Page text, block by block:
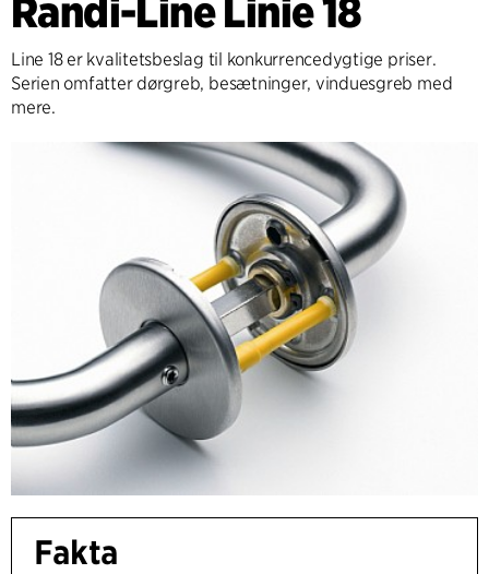
Randi-Line Linie 18
Line 18 er kvalitetsbeslag til konkurrencedygtige priser.
Serien omfatter dørgreb, besætninger, vinduesgreb med
mere.
Fakta